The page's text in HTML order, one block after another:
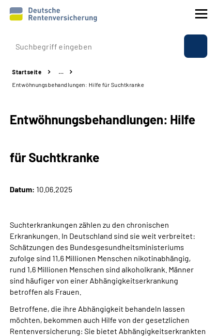
Prävention
Reha
Experten
Über uns & Presse
Suche
Language
Inhalte in Gebärdensprache (DGS)
Leichte Sprache
Startseite
…
Entwöhnungsbehandlungen: Hilfe für Suchtkranke
Entwöhnungsbehandlungen: Hilfe
für Suchtkranke
Datum: 10.06.2025
Suchterkrankungen zählen zu den chronischen
Erkrankungen. In Deutschland sind sie weit verbreitet:
Schätzungen des Bundesgesundheitsministeriums
zufolge sind 11,6 Millionen Menschen nikotinabhängig,
rund 1,6 Millionen Menschen sind alkoholkrank. Männer
sind häufiger von einer Abhängigkeitserkrankung
betroffen als Frauen.
Betroffene, die ihre Abhängigkeit behandeln lassen
möchten, bekommen auch Hilfe von der gesetzlichen
Rentenversicherung: Sie bietet Abhängigkeitserkrankten